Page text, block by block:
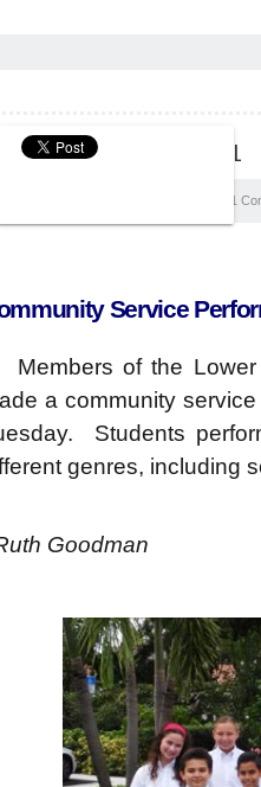
PREP INTERNATIONAL SCHOOL
1
Service
of the Lower
a community
Students
genres, including
Goodman